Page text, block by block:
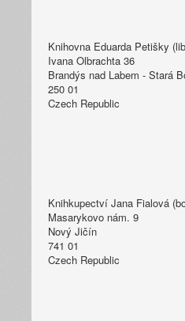
Knihovna Eduarda Petišky
Ivana Olbrachta 36
Brandýs nad Labem - Stará
250 01
Czech Republic
Knihkupectví Jana Fialová
Masarykovo nám. 9
Nový Jičín
741 01
Czech Republic